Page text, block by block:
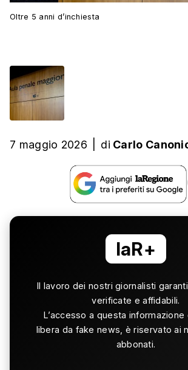
Oltre 5 anni d’inchiesta
7 maggio 2026 di Carlo
laR+
Il lavoro dei nostri giornalisti
verificate e affidabili.
L’accesso a questa informazione
libera da fake news, è riservato ai
abbonati.